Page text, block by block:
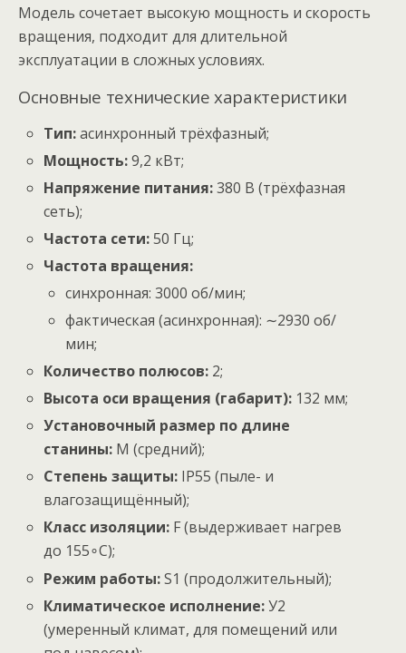
Модель сочетает высокую мощность и скорость
вращения, подходит для длительной
эксплуатации в сложных условиях.
Основные технические характеристики
Тип:асинхронный трёхфазный;
Мощность: 9,2 кВт;
Напряжение питания: 380 В (трёхфазная
сеть);
Частота сети: 50 Гц;
Частота вращения:
синхронная:3000 об/мин;
фактическая (асинхронная): ∼2930 об/
мин;
Количество полюсов: 2;
Высота оси вращения (габарит): 132 мм;
Установочный размер по длине
станины: M (средний);
Степень защиты: IP55 (пыле- и
влагозащищённый);
Класс изоляции: F (выдерживает нагрев
до 155∘C);
Режим работы:S1 (продолжительный);
Климатическое исполнение:У2
(умеренный климат, для помещений или